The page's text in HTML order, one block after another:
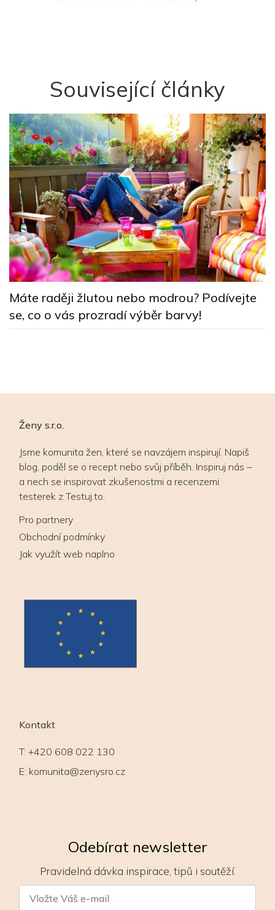
Související články
Máte raději žlutou nebo modrou? Podívejte
se, co o vás prozradí výběr barvy!
Ženy s.r.o.
Jsme komunita žen, které se navzájem inspirují. Napiš
blog, poděl se o recept nebo svůj příběh. Inspiruj nás –
a nech se inspirovat zkušenostmi a recenzemi
testerek z Testuj.to.
Pro partnery
Obchodní podmínky
Jak využít web naplno
Kontakt
T: +420 608 022 130
E: komunita@zenysro.cz
Odebírat newsletter
Pravidelná dávka inspirace, tipů i soutěží.